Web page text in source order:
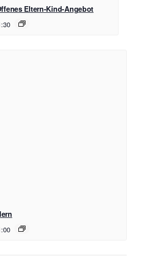
Eltern-Kind-Angebot